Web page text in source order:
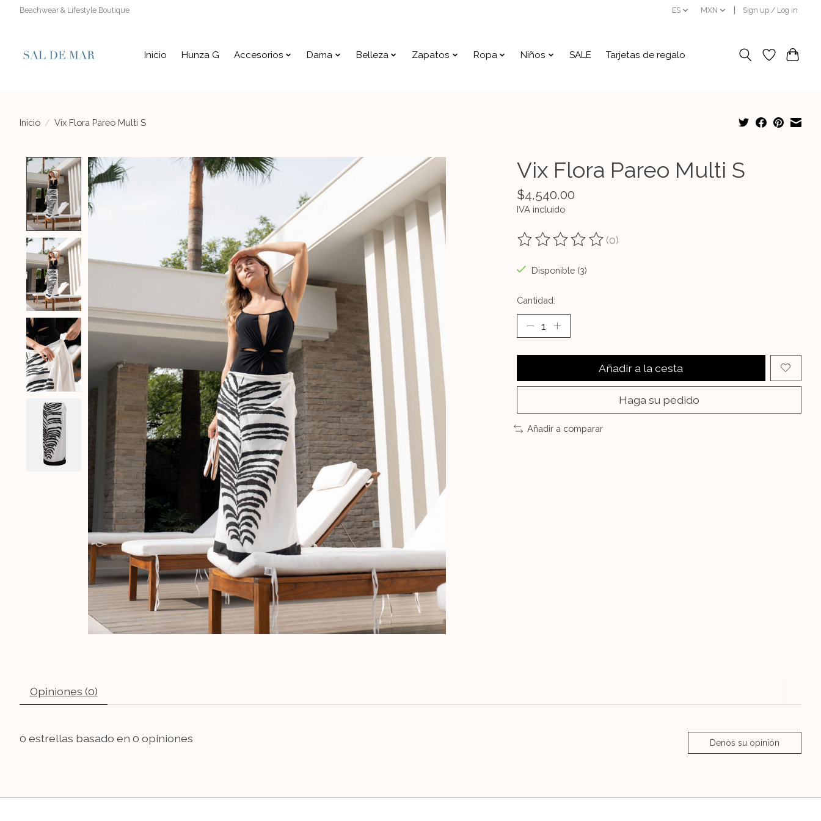
Beachwear & Lifestyle Boutique ES MXN Sign up / Log in
Inicio Hunza G Accesorios Dama Belleza Zapatos Ropa Niños SALE Tarjetas de regalo
Inicio / Vix Flora Pareo Multi S
Product image slideshow Items Vix Flora Pareo Multi S
$4,540.00
IVA incluido
The rating of this product is
(0)
Disponible (3)
Cantidad:
Añadir a la cesta
Haga su pedido
Añadir a comparar
Opiniones (0)
0 estrellas basado en 0 opiniones Denos su opinión